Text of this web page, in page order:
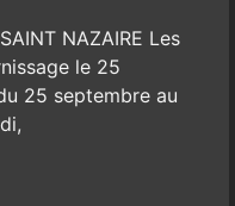
NAZAIRE Les
le 25
25 septembre au